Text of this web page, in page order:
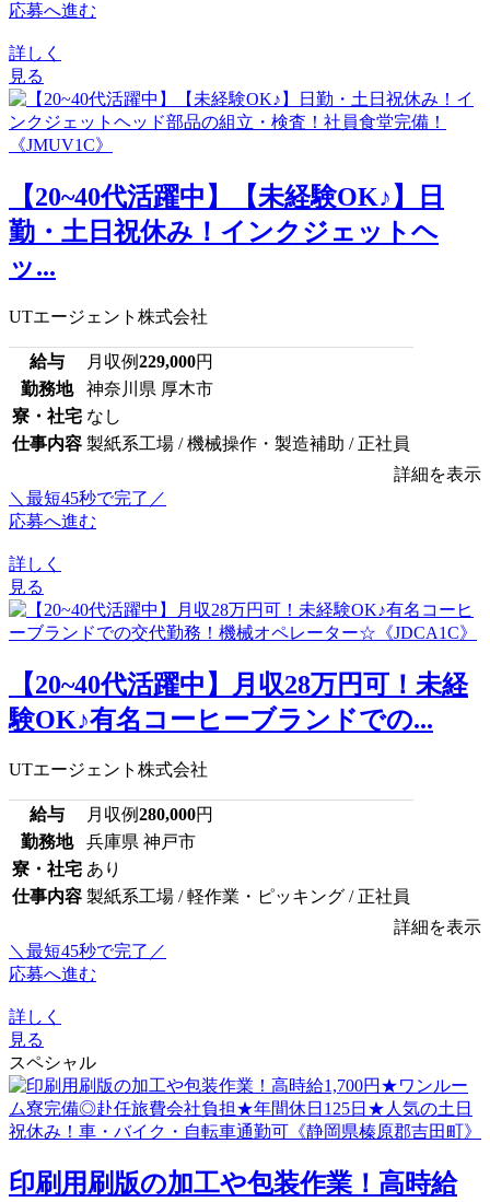
応募へ進む
詳しく
見る
【20~40代活躍中】【未経験OK♪】日
勤・土日祝休み！インクジェットヘ
ッ...
UTエージェント株式会社
給与 月収例229,000円
勤務地
神奈川県 厚木市
寮・社宅 なし
仕事内容 製紙系工場 / 機械操作・製造補助 / 正社員
詳細を表示
＼最短45秒で完了／
応募へ進む
詳しく
見る
【20~40代活躍中】月収28万円可！未経
験OK♪有名コーヒーブランドでの...
UTエージェント株式会社
給与 月収例280,000円
勤務地
兵庫県 神戸市
寮・社宅 あり
仕事内容 製紙系工場 / 軽作業・ピッキング / 正社員
詳細を表示
＼最短45秒で完了／
応募へ進む
詳しく
見る
スペシャル
印刷用刷版の加工や包装作業！高時給